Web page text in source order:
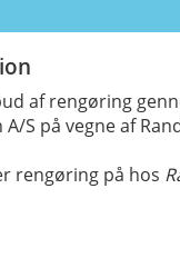
af rengøring
S på vegne af
rengøring på hos